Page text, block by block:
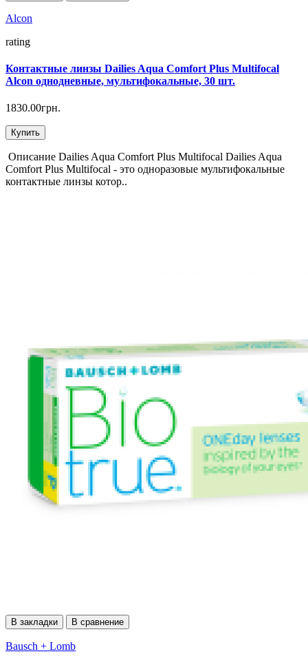
Alcon
rating
Контактные линзы Dailies Aqua Comfort Plus Multifocal
Alcon однодневные, мультифокальные, 30 шт.
1830.00грн.
Купить
Описание Dailies Aqua Comfort Plus Multifocal Dailies Aqua
Comfort Plus Multifocal - это одноразовые мультифокальные
контактные линзы котор..
В закладки В сравнение
Bausch + Lomb